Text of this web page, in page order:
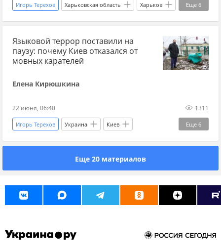
Еще 6
Игорь Терехов Харьковская область Харьков
Тимур Миндич Виталий Ким Нафтогаз
Вооруженные силы Украины Эксклюзив
Украина.ру
Языковой террор поставили на
паузу: почему Киев отказался от
мовных карателей
Елена Кирюшкина
22 июня, 06:40 1311
Еще 6
Игорь Терехов Украина Киев
Руслан Марцинкив Западная Украина
ТЦК Эксклюзив
Еще 20 материалов